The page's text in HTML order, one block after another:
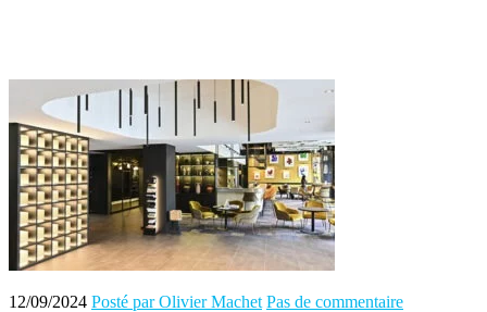
12/09/2024 Posté par Olivier Machet Pas de commentaire